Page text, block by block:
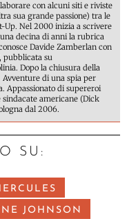
con alcuni siti e riviste
sua grande passione) tra le
Up. Nel 2000 inizia a scrivere
decina di anni la rubrica
Davide Zamberlan con
pubblicata su
Dopo la chiusura della
di una spia per
Appassionato di supereroi
americane (Dick
dal 2006.
SU:
JOHNSON